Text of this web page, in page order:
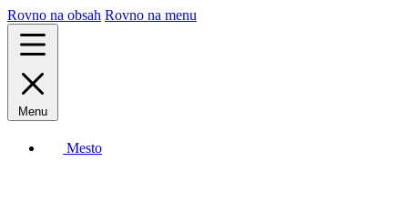
Rovno na obsah Rovno na menu
Menu
Mesto